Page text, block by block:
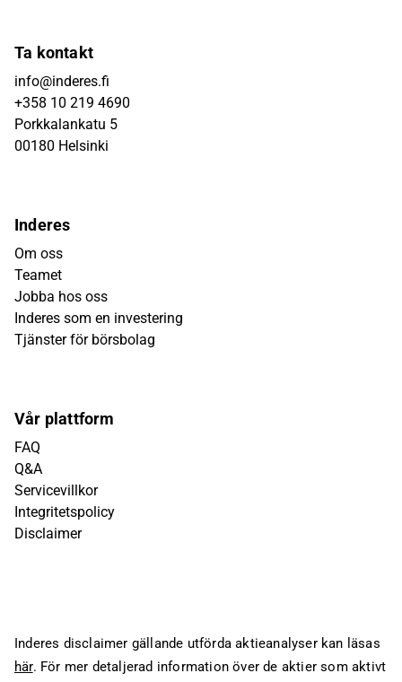
Ta kontakt
info@inderes.fi
+358 10 219 4690
Porkkalankatu 5
00180 Helsinki
Inderes
Om oss
Teamet
Jobba hos oss
Inderes som en investering
Tjänster för börsbolag
Vår plattform
FAQ
Q&A
Servicevillkor
Integritetspolicy
Disclaimer
Inderes disclaimer gällande utförda aktieanalyser kan läsas
här. För mer detaljerad information över de aktier som aktivt